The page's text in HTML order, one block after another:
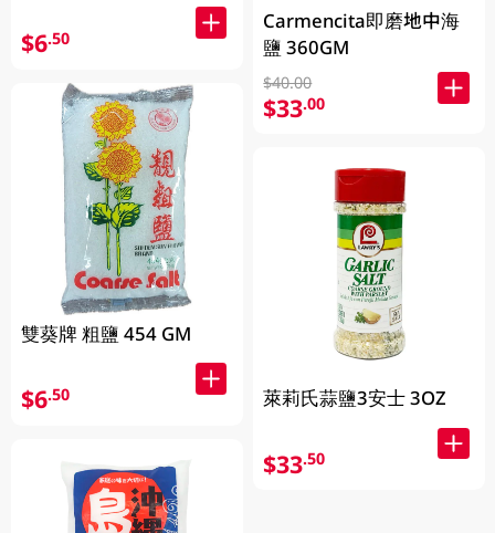
$6.50
雙葵牌 粗鹽 454 GM
$6.50
Carmencita即磨地中海
鹽 360GM
$40.00
$33.00
萊莉氏蒜鹽3安士 3OZ
$33.50